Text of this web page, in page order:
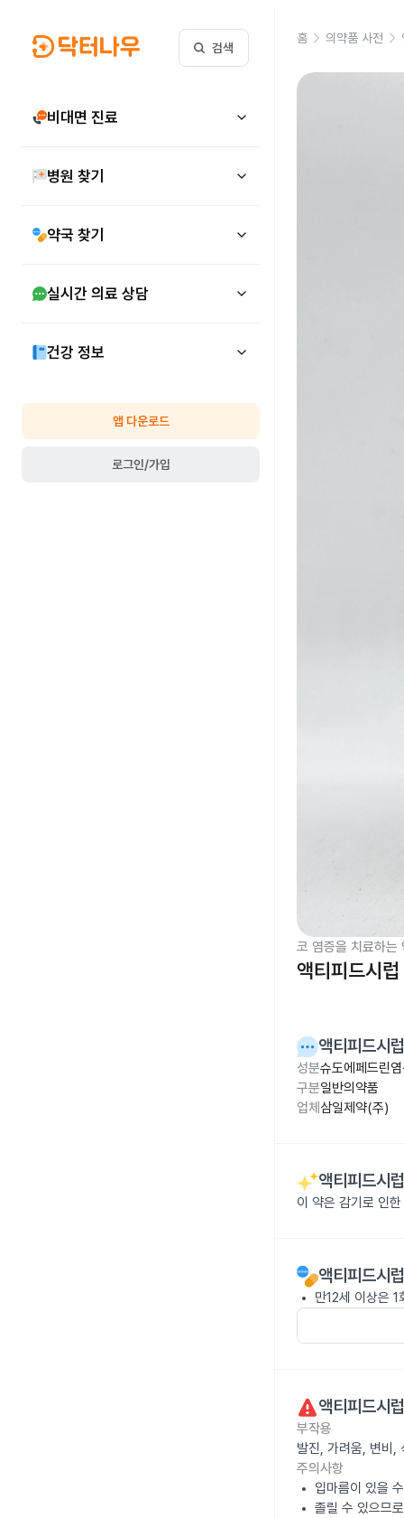
검색
비대면 진료
병원 찾기
약국 찾기
실시간 의료 상담
건강 정보
앱 다운로드
로그인/가입
홈 의약품 사전
코 염증을 치료하는
액티피드시
액티피드시
성분슈도에페드린
구분일반의약품
업체 삼일제약(주)
액티피드시
이 약은 감기로 인
액티피드시
만12세 이상은
액티피드시
부작용
발진, 가려움, 변비,
주의사항
입마름이 있을
졸릴 수 있으므